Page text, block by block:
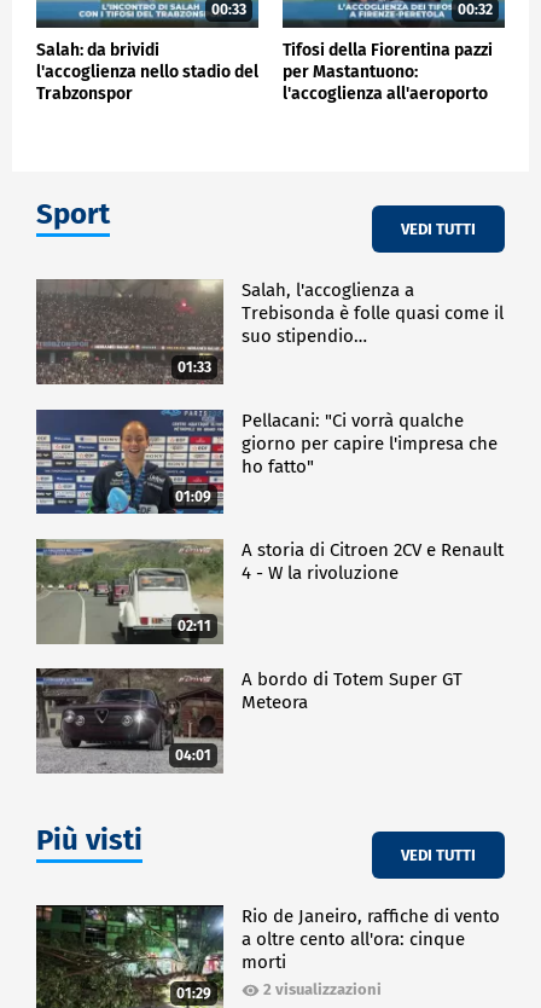
00:33
Salah: da brividi
l'accoglienza nello stadio del
Trabzonspor
00:32
Tifosi della Fiorentina pazzi
per Mastantuono:
l'accoglienza all'aeroporto
Sport VEDI TUTTI
01:33
Salah, l'accoglienza a
Trebisonda è folle quasi come il
suo stipendio…
01:09
Pellacani: "Ci vorrà qualche
giorno per capire l'impresa che
ho fatto"
02:11
A storia di Citroen 2CV e Renault
4 - W la rivoluzione
04:01
A bordo di Totem Super GT
Meteora
Più visti VEDI TUTTI
01:29
Rio de Janeiro, raffiche di vento
a oltre cento all'ora: cinque
morti
2 visualizzazioni